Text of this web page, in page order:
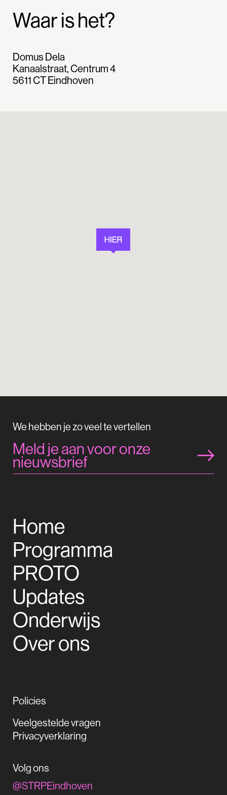
Waar is het?
Domus Dela
Kanaalstraat, Centrum 4
5611 CT Eindhoven
We hebben je zo veel te vertellen
Meld je aan voor onze
nieuwsbrief
Home
Programma
PROTO
Updates
Onderwijs
Over ons
Policies
Veelgestelde vragen
Privacyverklaring
Volg ons
@STRPEindhoven